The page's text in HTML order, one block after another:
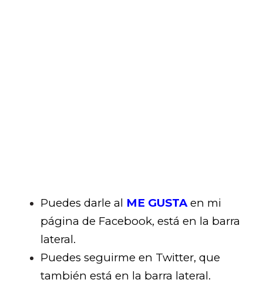
Puedes darle al ME GUSTAen mi
página de Facebook, está en la barra
lateral.
Puedes seguirme en Twitter, que
también está en la barra lateral.